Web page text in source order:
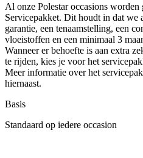
Al onze Polestar occasions
Servicepakket. Dit houdt in dat we
garantie, een tenaamstelling, een
vloeistoffen en een minimaal 3
Wanneer er behoefte is aan extra
te rijden, kies je voor het
Meer informatie over het
hiernaast.
Basis
Standaard op iedere occasion